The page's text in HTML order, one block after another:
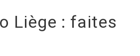
Liège : faites